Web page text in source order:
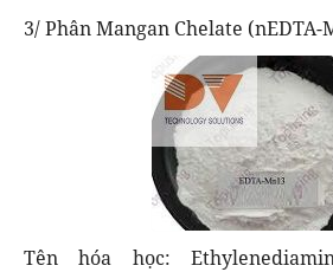
3/ Phân Mangan Chelate (nEDTA-
Tên hóa học: